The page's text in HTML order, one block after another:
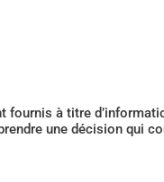
à titre
une décision qui